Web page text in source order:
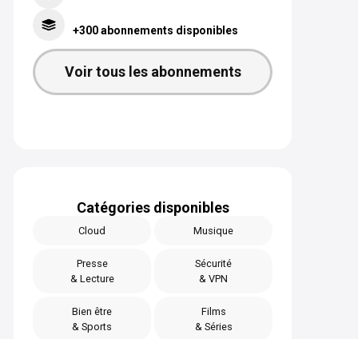
+300 abonnements disponibles
Voir tous les abonnements
Catégories disponibles
Cloud Musique
Presse
& Lecture
Sécurité
& VPN
Bien être
& Sports
Films
& Séries